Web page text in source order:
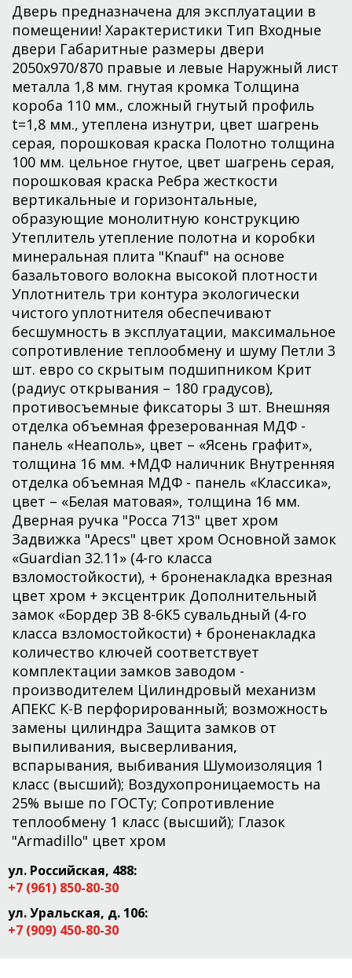
Дверь предназначена для эксплуатации в
помещении! Характеристики Тип Входные
двери Габаритные размеры двери
2050х970/870 правые и левые Наружный лист
металла 1,8 мм. гнутая кромка Толщина
короба 110 мм., сложный гнутый профиль
t=1,8 мм., утеплена изнутри, цвет шагрень
серая, порошковая краска Полотно толщина
100 мм. цельное гнутое, цвет шагрень серая,
порошковая краска Ребра жесткости
вертикальные и горизонтальные,
образующие монолитную конструкцию
Утеплитель утепление полотна и коробки
минеральная плита "Knauf" на основе
базальтового волокна высокой плотности
Уплотнитель три контура экологически
чистого уплотнителя обеспечивают
бесшумность в эксплуатации, максимальное
сопротивление теплообмену и шуму Петли 3
шт. евро со скрытым подшипником Крит
(радиус открывания – 180 градусов),
противосъемные фиксаторы 3 шт. Внешняя
отделка объемная фрезерованная МДФ -
панель «Неаполь», цвет – «Ясень графит»,
толщина 16 мм. +МДФ наличник Внутренняя
отделка объемная МДФ - панель «Классика»,
цвет – «Белая матовая», толщина 16 мм.
Дверная ручка "Росса 713" цвет хром
Задвижка "Apecs" цвет хром Основной замок
«Guardian 32.11» (4-го класса
взломостойкости), + броненакладка врезная
цвет хром + эксцентрик Дополнительный
замок «Бордер 3В 8-6К5 сувальдный (4-го
класса взломостойкости) + броненакладка
количество ключей соответствует
комплектации замков заводом -
производителем Цилиндровый механизм
АПЕКС К-В перфорированный; возможность
замены цилиндра Защита замков от
выпиливания, высверливания,
вспарывания, выбивания Шумоизоляция 1
класс (высший); Воздухопроницаемость на
25% выше по ГОСТу; Сопротивление
теплообмену 1 класс (высший); Глазок
"Armadillo" цвет хром
ул. Российская, 488:
+7 (961) 850-80-30
ул. Уральская, д. 106:
+7 (909) 450-80-30